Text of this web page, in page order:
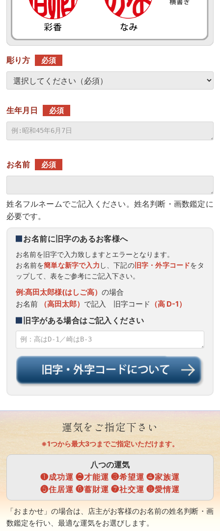
彫り方 必須
生年月日 必須
お名前 必須
姓名フルネームでご記入ください。姓名判断・画数鑑定に
必要です。
お名前に旧字のあるお客様へ
お名前を旧字で入力致しますとエラーとなります。
お名前を簡単な新字で入力 し、下記の旧字・外字コードをタ
ップして、表をご参考にご記入下さい。
例:髙田太郎様(はしご高）の場合
お名前
（高田太郎） で記入 旧字コード （高 D-1）
旧字がある場合はご記入ください
運気をご指定下さい
※1つから最大3つまでご指定いただけます。
八つの運気
❶成功運 ❷才能運 ❸希望運 ❹家族運
❺住居運 ❻蓄財運 ❼社交運 ❽愛情運
「おまかせ」の場合は、店主がお客様のお名前の姓名判断・画
数鑑定を行い、最適な運気をお選びします。